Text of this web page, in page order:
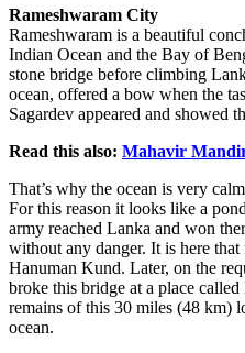
Rameshwaram City
Rameshwaram is a beautiful
Indian Ocean and the Bay of
stone bridge before climbing
ocean, offered a bow when the
Sagardev appeared and showed
Read this also: Mahavir
That’s why the ocean is very
For this reason it looks like a
army reached Lanka and won
without any danger. It is here that
Hanuman Kund. Later, on the
broke this bridge at a place
remains of this 30 miles (48 km)
ocean.